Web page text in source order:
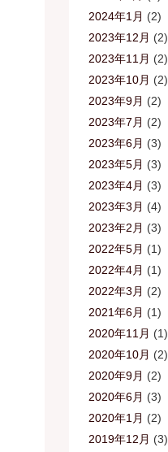
2024年1月 (2)
2023年12月 (2)
2023年11月 (2)
2023年10月 (2)
2023年9月 (2)
2023年7月 (2)
2023年6月 (3)
2023年5月 (3)
2023年4月 (3)
2023年3月 (4)
2023年2月 (3)
2022年5月 (1)
2022年4月 (1)
2022年3月 (2)
2021年6月 (1)
2020年11月 (1)
2020年10月 (2)
2020年9月 (2)
2020年6月 (3)
2020年1月 (2)
2019年12月 (3)